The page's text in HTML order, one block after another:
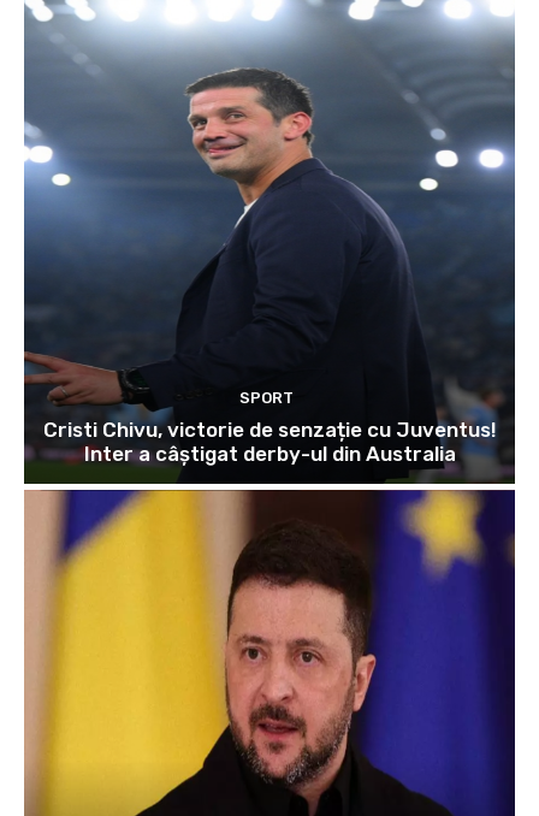
SPORT
Cristi Chivu, victorie de senzație cu Juventus!
Inter a câștigat derby-ul din Australia